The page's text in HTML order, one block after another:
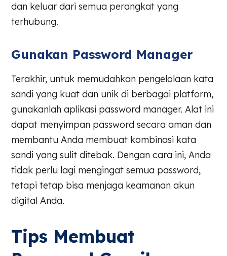
dan keluar dari semua perangkat yang
terhubung.
Gunakan Password Manager
Terakhir, untuk memudahkan pengelolaan kata
sandi yang kuat dan unik di berbagai platform,
gunakanlah aplikasi password manager. Alat ini
dapat menyimpan password secara aman dan
membantu Anda membuat kombinasi kata
sandi yang sulit ditebak. Dengan cara ini, Anda
tidak perlu lagi mengingat semua password,
tetapi tetap bisa menjaga keamanan akun
digital Anda.
Tips Membuat